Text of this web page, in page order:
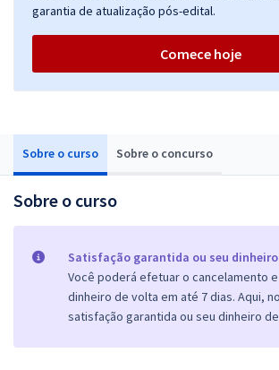
Sobre o curso Sobre o concurso
Sobre o curso
Satisfação garantida ou seu
Você poderá efetuar o cancelamento
dinheiro de volta em até 7 dias. Aqui,
satisfação garantida ou seu dinheiro
garantia de atualização pós-edital.
Comece hoje